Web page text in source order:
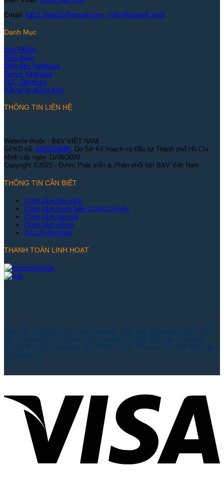
Email: kd01.bvtech@gmail.com - info@bvtech.tech
Danh Mục
Sản Phẩm
Giới thiệu
Biến tần Yaskawa
Servo Yaskawa
PLC Siemens
Vật tư tự động hoá
THÔNG TIN LIÊN HỆ
Website thuộc : B&V VIỆT NAM
GPKD số: 0316318085, Do Sở Kế hoạch và Đầu tư Thành phố Hồ Chí
Minh cấp ngày 11/06/2020.
Copyright ©2021 - Được Phát triển & Phân phối bởi B&V Việt Nam
THÔNG TIN CẦN BIẾT
Chính sách bảo hành
Chính sách thanh toán và Vận Chuyển
Chính sách bảo mật
Chính sách đổi trả
Tra cứu đơn hàng
THANH TOÁN LINH HOẠT
Biến tần Yaskawa Bien tan Yaskawa Biến tần Yaskawa A1000 Biến
tần Yaskawa E1000 Biến tần Yaskawa V1000 Biến tần Yaskawa
J1000 Biến tần Yaskawa GA700 Biến tần Yaskawa GA500 Biến tần
Yaskawa G7